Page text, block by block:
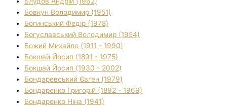
Бовкун Володимир (1951)
Богинський Федір (1978)
Богуславський Володимир (1954)
Божий Михайло (1911 - 1990)
Бокшай Йосип (1891 - 1975)
Бокшай Йосип (1930 - 2002)
Бондаревський Євген (1979)
Бондаренко Григорій (1892 - 1969)
Бондаренко Ніна (1941)